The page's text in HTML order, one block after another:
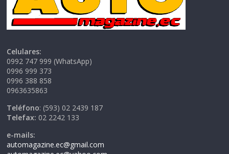
Celulares:
0992 747 999 (WhatsApp)
0996 999 373
0996 388 858
0963635863
Teléfono: (593) 02 2439 187
Telefax: 02 2242 133
e-mails:
automagazine.ec@gmail.com